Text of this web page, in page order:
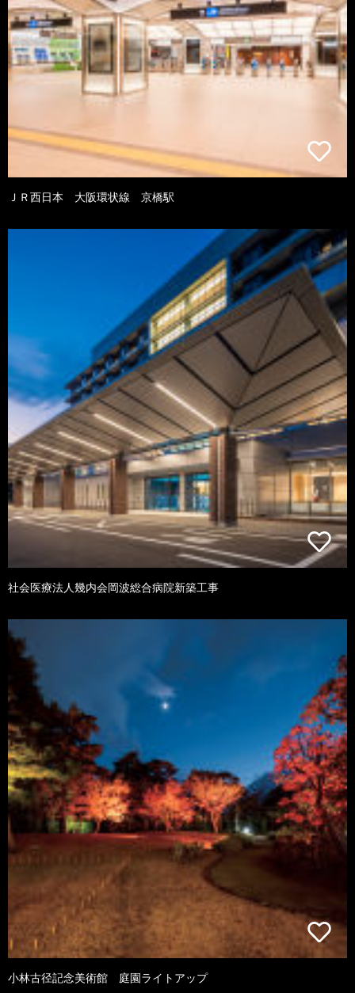
ＪＲ西日本 大阪環状線 京橋駅
社会医療法人幾内会岡波総合病院新築工事
小林古径記念美術館 庭園ライトアップ